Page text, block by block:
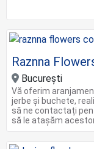
Raznna
Bucureşti
Vă oferim
jerbe și buchete,
să ne contactați
să le atașăm